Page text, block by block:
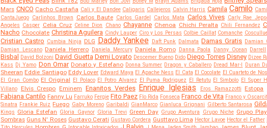
Mars CNCO Cacho Castaña Cali y El Dandee Caligaris Callejeros Calvin Harris Camila Camilo
CantaJuego Carlinhos Brown Carlos Baute Carlos Gardel Carlos Mata Carlos Vives Carly Rae
Angeles Casper Celia Cruz Celine Dion Chano Chayanne Chenoa Chichi Peralta Chili Fernandez
Nacho Chocolate Christina Aguilera Cindy Lauper Ciro y Los Persas Colbie Caillat Comanche
Cristian Castro Cumbia Ninja DLG Daddy Yankee Daft Punk Dalmata Damas Gratis Damian
Damian Lescano Daniela Herrero Daniela Mercury Daniela Romo Danna Paola Danny Ocean Darrell
Bisbal
David Bolzoni David Guetta Demi Lovato Descemer Bueno Dido Diego Torres Disney Dizee
Kass Dj Yamo Don Omar Donato y Estefano Donna Summer Dragon y Caballero Dread Mar-I Duran
Sheeran Eddie Santiago Eddy Lover Edward Maya El Apache Ness El Cata El Cocolate El Cuarteto de Nos
El Gran Combo El Original El Polaco El Potro Alvarez El Puma Rodriguez El Retutu El Simbolo El Super
Villano Elvis Crespo Eminem Enanitos Verdes Enrique Iglesias Eros Ramazzotti Estopa
Fabiana Cantilo Fanny Lu Farruko Fergie Fito Paez Flo Rida Fonseca Franco de Vita Franco y
Sinatra Frankie Ruiz Fuego Gaby Moreno Garibaldi GianMarco Gianluca Grignani Gilberto Santarosa
Kings Gloria Estefan Gloria Gaynor Gloria Trevi Green Day Grupo Aventura Grupo Niche Grupo Play
Sombras Guns N' Roses Gustavo Cerati Gustavo Cordera Gusttavo Lima Hector Lavoe Hector el Father